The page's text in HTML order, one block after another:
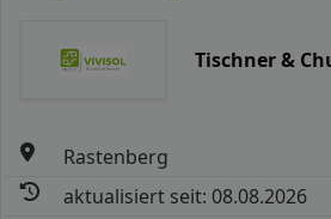
Tischner &
Rastenberg
aktualisiert seit: 08.08.2026